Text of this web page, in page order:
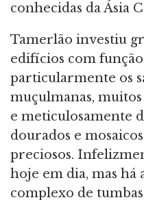
conhecidas da Ásia
Tamerlão investiu
edifícios com
particularmente os
muçulmanas,
e meticulosamente
dourados e
preciosos.
hoje em dia, mas há
complexo de